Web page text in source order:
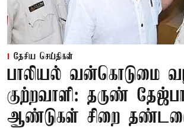
தேசிய செய்திகள்
பாலியல் வன்கொடுமை
குற்றவாளி: தருண்
ஆண்டுகள் சிறை